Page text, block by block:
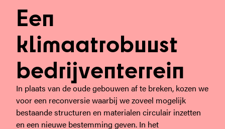
Een
klimaatrobuust
bedrijventerrein
In plaats van de oude gebouwen af te breken, kozen we
voor een reconversie waarbij we zoveel mogelijk
bestaande structuren en materialen circulair inzetten
en een nieuwe bestemming geven. In het